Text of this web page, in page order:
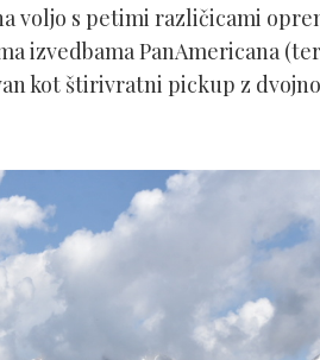
voljo s petimi različicami
izvedbama PanAmericana
kot štirivratni pickup z